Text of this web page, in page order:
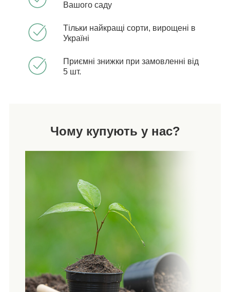
Вашого саду
Тільки найкращі сорти, вирощені в
Україні
Приємні знижки при замовленні від
5 шт.
Чому купують у нас?